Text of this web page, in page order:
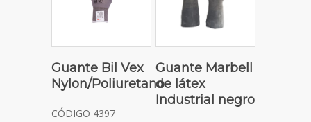
Guante Bil Vex
Nylon/Poliuretano
CÓDIGO 4397
Guante Marbell
de látex
Industrial negro